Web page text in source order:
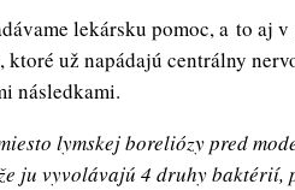
lekársku pomoc, a to aj
už napádajú centrálny
následkami.
lymskej boreliózy pred
ju vyvolávajú 4 druhy baktérií,